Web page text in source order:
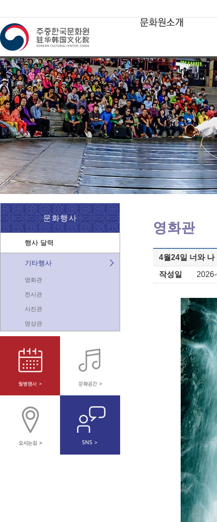
문화행사
행사 달력
기타행사
영화관
전시관
사진관
영상관
4월24일 너와 나
작성일